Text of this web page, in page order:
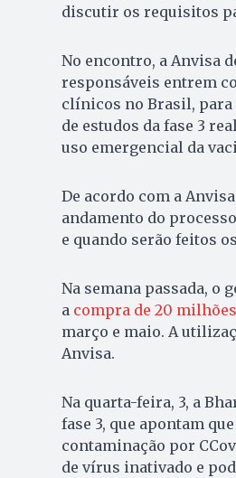
discutir os requisitos
No encontro, a Anvisa
responsáveis entrem
clínicos no Brasil,
de estudos da fase 3
uso emergencial da
De acordo com a
andamento do
e quando serão feitos
Na semana passada, o
a compra de 20
março e maio. A
Anvisa.
Na quarta-feira, 3, a
fase 3, que apontam
contaminação por
de vírus inativado e